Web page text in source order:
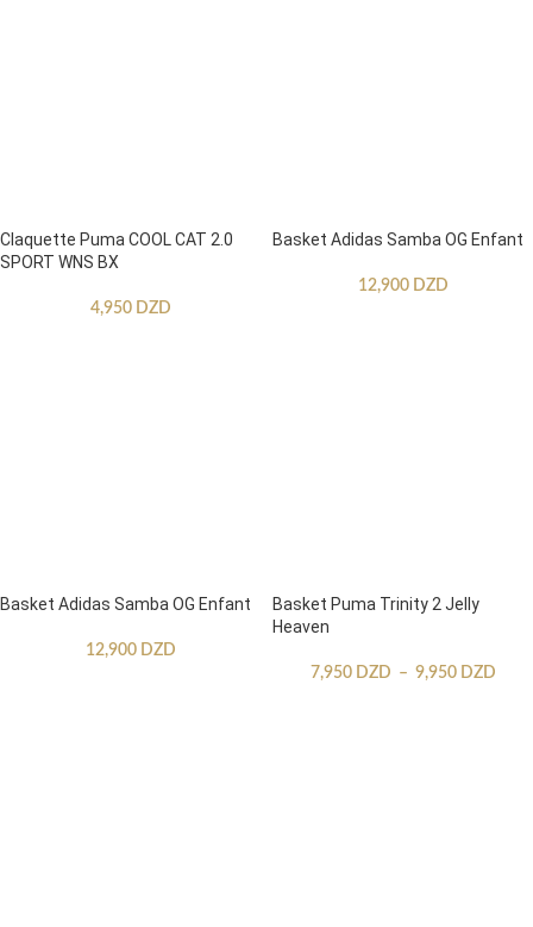
Claquette Puma COOL CAT 2.0
SPORT WNS BX
4,950 DZD
Basket Adidas Samba OG Enfant
12,900 DZD
Basket Adidas Samba OG Enfant
12,900 DZD
Basket Puma Trinity 2 Jelly
Heaven
7,950 DZD – 9,950 DZD